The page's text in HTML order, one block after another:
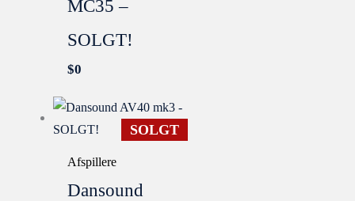
MC35 –
SOLGT!
$0
SOLGT
Afspillere
Dansound